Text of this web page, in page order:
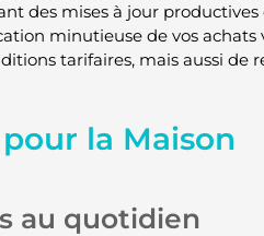
des mises à jour productives
minutieuse de vos
tarifaires, mais aussi de
la Maison
au quotidien